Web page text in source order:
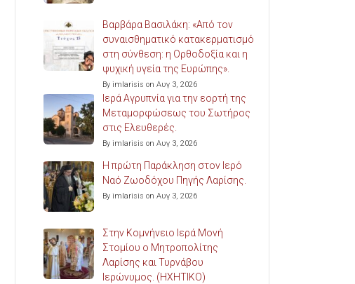
Βαρβάρα Βασιλάκη: «Από τον
συναισθηματικό κατακερματισμό
στη σύνθεση: η Ορθοδοξία και η
ψυχική υγεία της Ευρώπης».
By imlarisis on Αυγ 3, 2026
Ιερά Αγρυπνία για την εορτή της
Μεταμορφώσεως του Σωτήρος
στις Ελευθερές.
By imlarisis on Αυγ 3, 2026
Η πρώτη Παράκληση στον Ιερό
Ναό Ζωοδόχου Πηγής Λαρίσης.
By imlarisis on Αυγ 3, 2026
Στην Κομνήνειο Ιερά Μονή
Στομίου ο Μητροπολίτης
Λαρίσης και Τυρνάβου
Ιερώνυμος. (ΗΧΗΤΙΚΟ)